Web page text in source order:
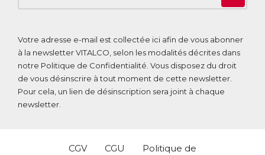
Votre adresse e-mail est collectée ici afin de vous abonner
à la newsletter VITALCO, selon les modalités décrites dans
notre Politique de Confidentialité. Vous disposez du droit
de vous désinscrire à tout moment de cette newsletter.
Pour cela, un lien de désinscription sera joint à chaque
newsletter.
CGV CGU Politique de